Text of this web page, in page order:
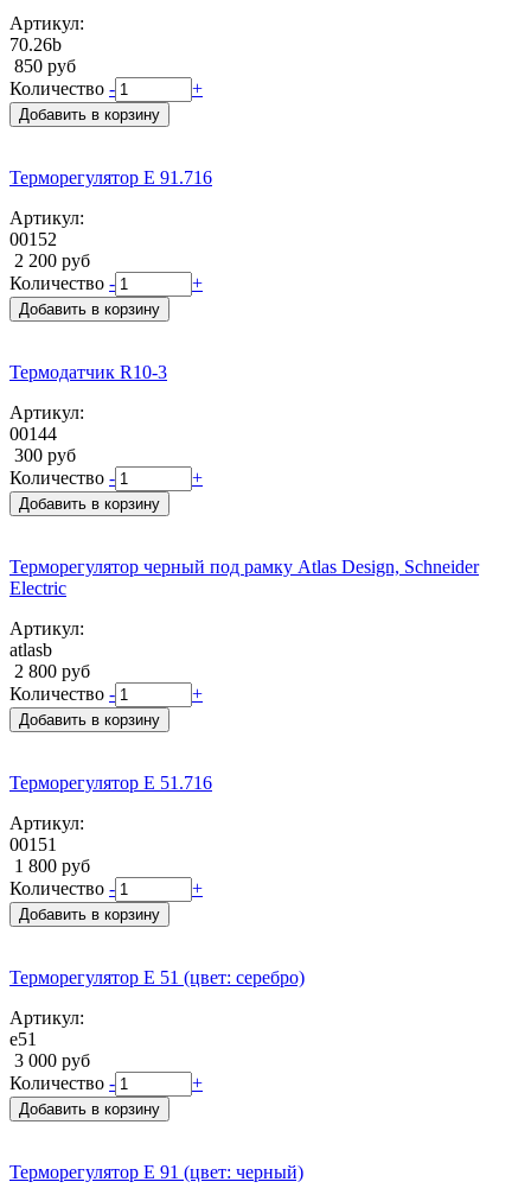
Артикул:
70.26b
850 руб
Количество - +
Добавить в корзину
Терморегулятор E 91.716
Артикул:
00152
2 200 руб
Количество - +
Добавить в корзину
Термодатчик R10-3
Артикул:
00144
300 руб
Количество - +
Добавить в корзину
Терморегулятор черный под рамку Atlas Design, Schneider
Electric
Артикул:
atlasb
2 800 руб
Количество - +
Добавить в корзину
Терморегулятор E 51.716
Артикул:
00151
1 800 руб
Количество - +
Добавить в корзину
Терморегулятор Е 51 (цвет: серебро)
Артикул:
е51
3 000 руб
Количество - +
Добавить в корзину
Терморегулятор Е 91 (цвет: черный)